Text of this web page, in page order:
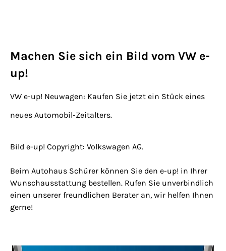
Machen Sie sich ein Bild vom VW e-
up!
VW e-up! Neuwagen: Kaufen Sie jetzt ein Stück eines
neues Automobil-Zeitalters.
Bild e-up! Copyright: Volkswagen AG.
Beim Autohaus Schürer können Sie den e-up! in Ihrer
Wunschausstattung bestellen. Rufen Sie unverbindlich
einen unserer freundlichen Berater an, wir helfen Ihnen
gerne!